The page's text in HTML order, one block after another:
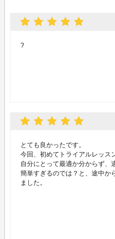
?
とても良かったです。
今回、初めてトライアルレッス
自分にとって最適か分からず、
簡単すぎるのでは？と、途中か
ました。